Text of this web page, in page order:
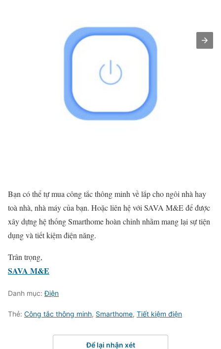
Bạn có thể tự mua công tắc thông minh về lắp cho ngôi nhà hay
toà nhà, nhà máy của bạn. Hoặc liên hệ với SAVA M&E để được
xây dựng hệ thống Smarthome hoàn chỉnh nhằm mang lại sự tiện
dụng và tiết kiệm điện năng.
Trân trọng,
SAVA M&E
Danh mục:Điện
Thẻ: Công tắc thông minh, Smarthome, Tiết kiệm điện
Để lại nhận xét